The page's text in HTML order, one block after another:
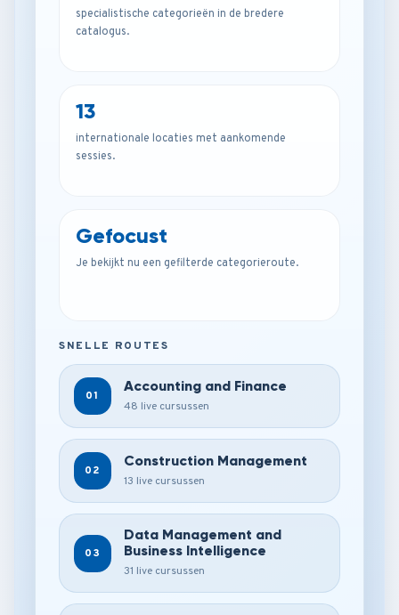
specialistische categorieën in de bredere
catalogus.
13
internationale locaties met aankomende
sessies.
Gefocust
Je bekijkt nu een gefilterde categorieroute.
SNELLE ROUTES
01
Accounting and Finance
48 live cursussen
02
Construction Management
13 live cursussen
03
Data Management and
Business Intelligence
31 live cursussen